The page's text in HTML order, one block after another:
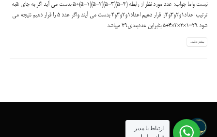
نیست واما جواب: عدد مورد نظر از رابطه a+(a-1)(a-2)(a-3)(a-4) بدست می آید اگر به جای aبه
ترتیب اعداد1و2و3و4را قرار دهیم اعداد1و2و3و4 بدست می آیند واگر عدد 5 را قرار دهیم نتیجه می
شود 29=1×2×3×4+5 بنابراین عددبعدی29 میباشد
بیشتر بدانید...
ارتباط با مدیر